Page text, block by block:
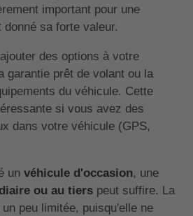
important pour une
sa forte valeur.
des options à votre
garantie prêt de volant ou la
du véhicule. Cette
si vous avez des
dans votre véhicule (GPS,
un véhicule d'occasion, une
ou au tierspeut suffire. La
peu limitée, puisqu'elle ne